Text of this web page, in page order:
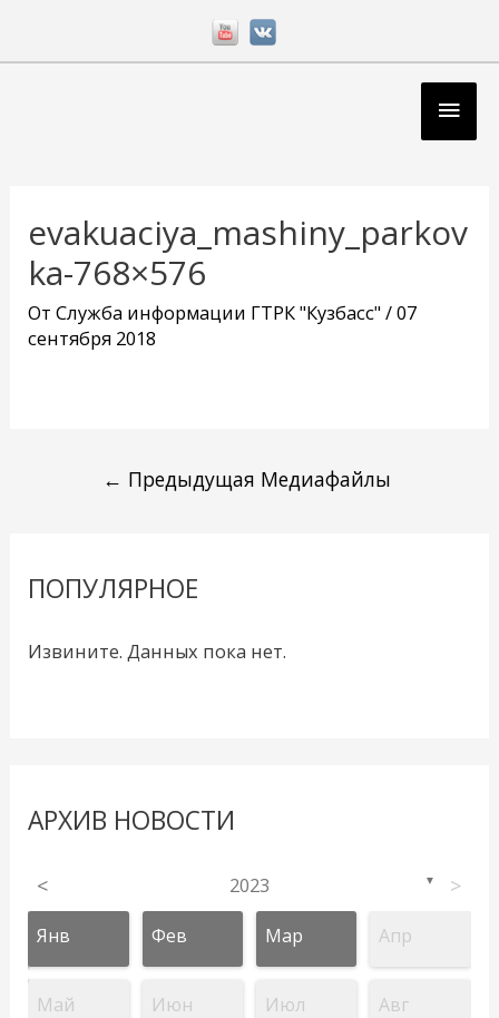
evakuaciya_mashiny_parkov
ka-768×576
ОтСлужба информации ГТРК "Кузбасс"/07
сентября 2018
записям
← Предыдущая Медиафайлы
ПОПУЛЯРНОЕ
Извините. Данных пока нет.
АРХИВ НОВОСТИ
< 2023 ▼ >
Янв Фев Мар Апр
Май Июн Июл Авг